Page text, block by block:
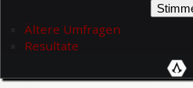
Ältere Umfragen
Resultate